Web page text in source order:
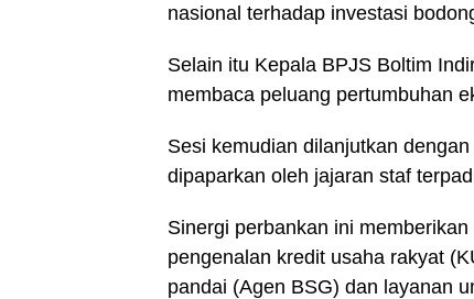
nasional terhadap investasi
Selain itu Kepala BPJS Boltim
membaca peluang pertumbuhan
Sesi kemudian dilanjutkan
dipaparkan oleh jajaran staf
Sinergi perbankan ini
pengenalan kredit usaha rakyat
pandai (Agen BSG) dan layanan